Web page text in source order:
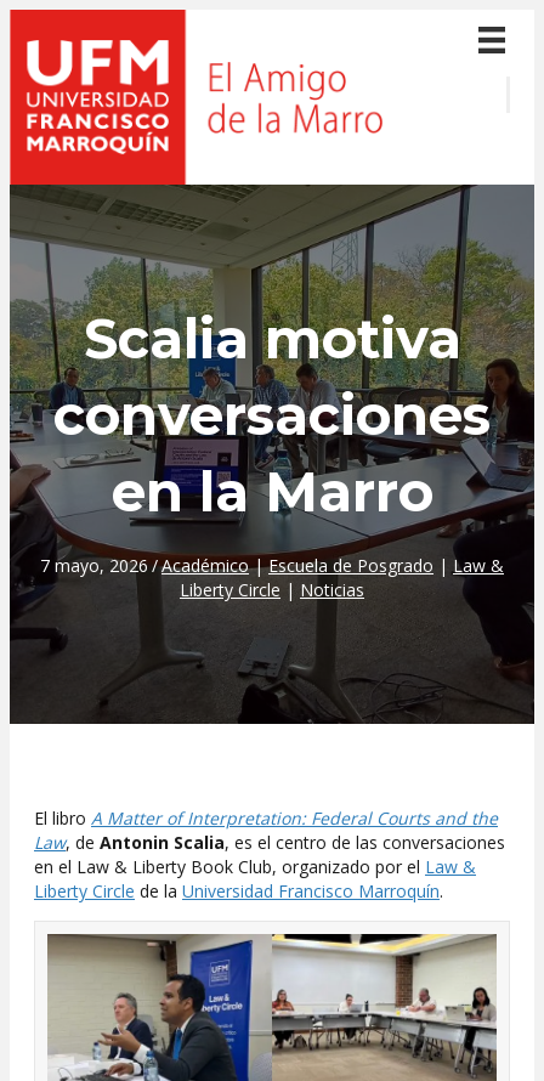
Scalia motiva
conversaciones
en la Marro
7 mayo, 2026 /Académico|Escuela de Posgrado |Law &
Liberty Circle | Noticias
El libro A Matter of Interpretation: Federal Courts and the
Law, de Antonin Scalia, es el centro de las conversaciones
en el Law & Liberty Book Club, organizado por el Law &
Liberty Circle de la Universidad Francisco Marroquín.